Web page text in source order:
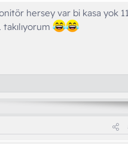
hersey var bi kasa yok